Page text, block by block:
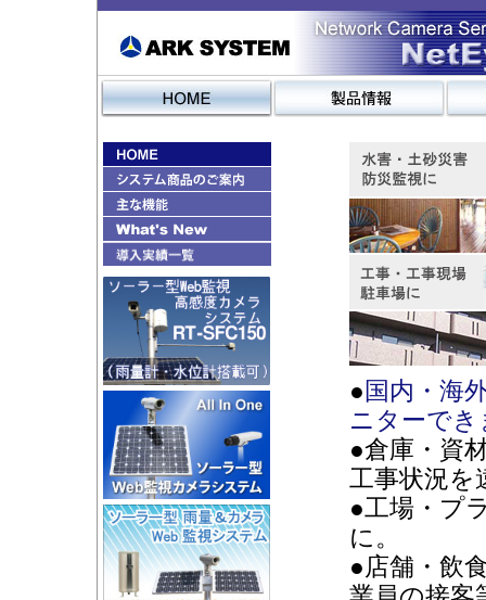
● 国内・海
ニターでき
●倉庫・資
工事状況を
●工場・プ
に。
●店舗・飲